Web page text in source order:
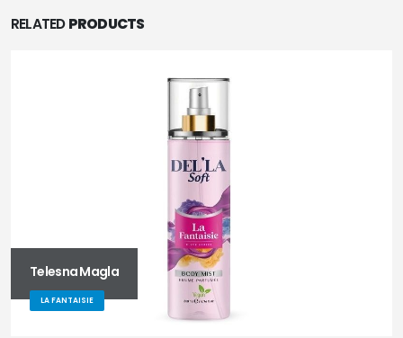
RELATEDPRODUCTS
Telesna Magla
LA FANTAISIE